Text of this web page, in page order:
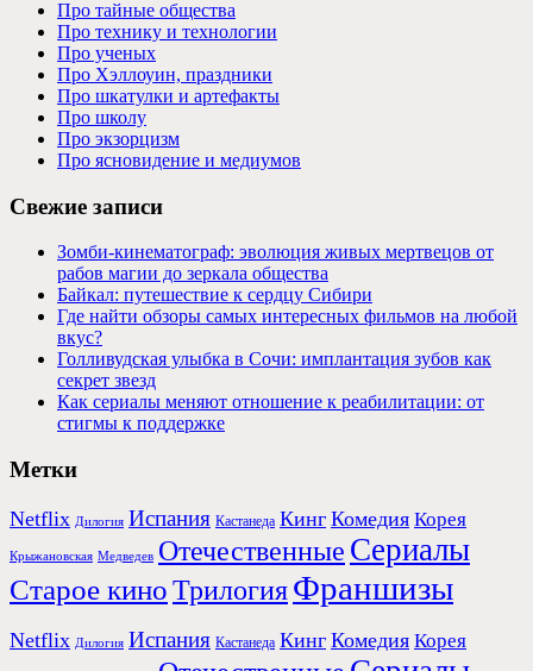
Про тайные общества
Про технику и технологии
Про ученых
Про Хэллоуин, праздники
Про шкатулки и артефакты
Про школу
Про экзорцизм
Про ясновидение и медиумов
Свежие записи
Зомби-кинематограф: эволюция живых мертвецов от
рабов магии до зеркала общества
Байкал: путешествие к сердцу Сибири
Где найти обзоры самых интересных фильмов на любой
вкус?
Голливудская улыбка в Сочи: имплантация зубов как
секрет звезд
Как сериалы меняют отношение к реабилитации: от
стигмы к поддержке
Метки
Netflix Дилогия Испания Кастанеда Кинг Комедия Корея
Крыжановская Медведев Отечественные Сериалы
Старое киноТрилогияФраншизы
Netflix Дилогия Испания Кастанеда Кинг Комедия Корея